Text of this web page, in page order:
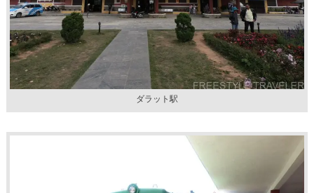
ダラット駅